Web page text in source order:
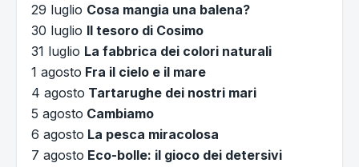
29 luglio Cosa mangia una balena?
30 luglio Il tesoro di Cosimo
31 luglio La fabbrica dei colori naturali
1 agosto Fra il cielo e il mare
4 agosto Tartarughe dei nostri mari
5 agosto Cambiamo
6 agosto La pesca miracolosa
7 agosto Eco-bolle: il gioco dei detersivi